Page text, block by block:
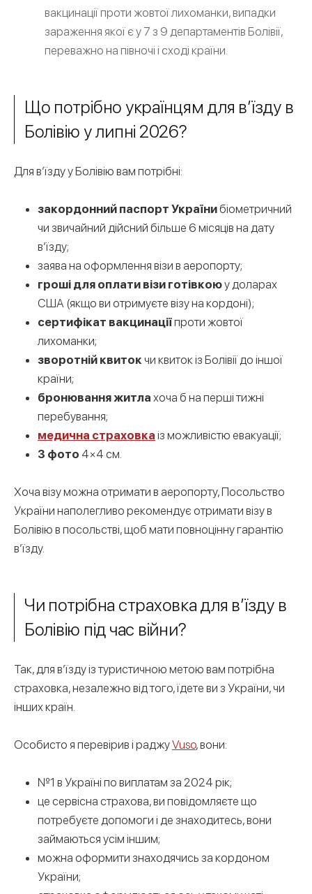
вакцинації проти жовтої лихоманки, випадки
зараження якої є у 7 з 9 департаментів Болівії,
переважно на півночі і сході країни.
Що потрібно українцям для в’їзду в
Болівію у липні 2026?
Для в’їзду у Болівію вам потрібні:
закордонний паспорт Українибіометричний
чи звичайний дійсний більше 6 місяців на дату
в’їзду;
заява на оформлення візи в аеропорту;
гроші для оплати візи готівкоюу доларах
США (якщо ви отримуєте візу на кордоні);
сертифікат вакцинаціїпроти жовтої
лихоманки;
зворотній квиток чи квиток із Болівії до іншої
країни;
бронювання житла хоча б на перші тижні
перебування;
медична страховка із можливістю евакуації;
3 фото 4×4 см.
Хоча візу можна отримати в аеропорту, Посольство
України наполегливо рекомендує отримати візу в
Болівію в посольстві, щоб мати повноцінну гарантію
в’їзду.
Чи потрібна страховка для в’їзду в
Болівію під час війни?
Так, для в’їзду із туристичною метою вам потрібна
страховка, незалежно від того, їдете ви з України, чи
інших країн.
Особисто я перевірив і раджуVuso, вони:
№1 в Україні по виплатам за 2024 рік;
це сервісна страхова, ви повідомляєте що
потребуєте допомоги і де знаходитесь, вони
займаються усім іншим;
можна оформити знаходячись за кордоном
України;